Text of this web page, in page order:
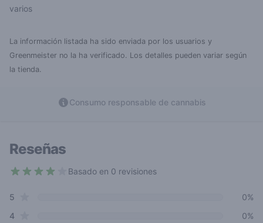
varios
La información listada ha sido enviada por los usuarios y
Greenmeister no la ha verificado. Los detalles pueden variar según
la tienda.
Consumo responsable de cannabis
Reseñas
Basado en 0 revisiones
Review data
5
0%
4star reviews
0%